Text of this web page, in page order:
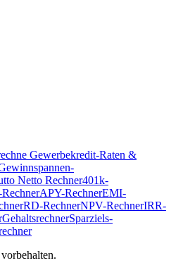
Gewerbekredit-Raten &
Netto Rechner401k-
APY-RechnerEMI-
RD-RechnerNPV-RechnerIRR-
GehaltsrechnerSparziels-